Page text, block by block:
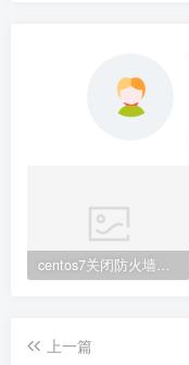
centos7关闭防火墙命令(Centos7防火墙关闭步骤解析)
上一篇